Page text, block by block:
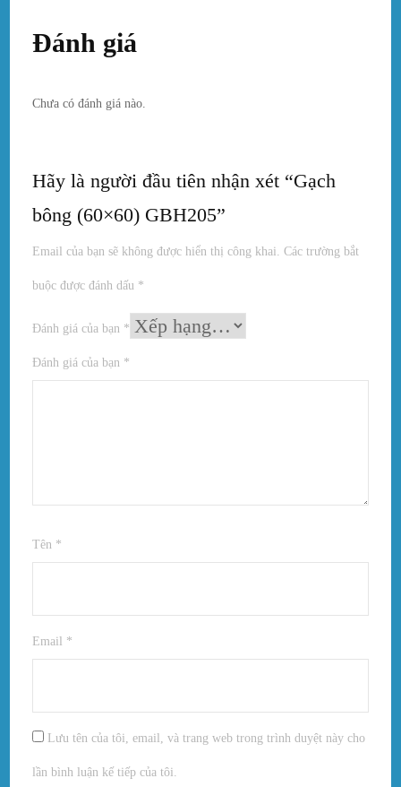
Đánh giá
Chưa có đánh giá nào.
Hãy là người đầu tiên nhận xét “Gạch
bông (60×60) GBH205”
Email của bạn sẽ không được hiển thị công khai. Các trường bắt
buộc được đánh dấu *
Đánh giá của bạn *
Đánh giá của bạn *
Tên *
Email *
Lưu tên của tôi, email, và trang web trong trình duyệt này cho
lần bình luận kế tiếp của tôi.